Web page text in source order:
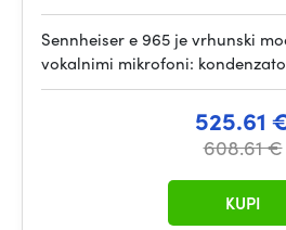
Sennheiser e 965 je vrhunski
vokalnimi mikrofoni:
525.61
608.61 €
KUPI